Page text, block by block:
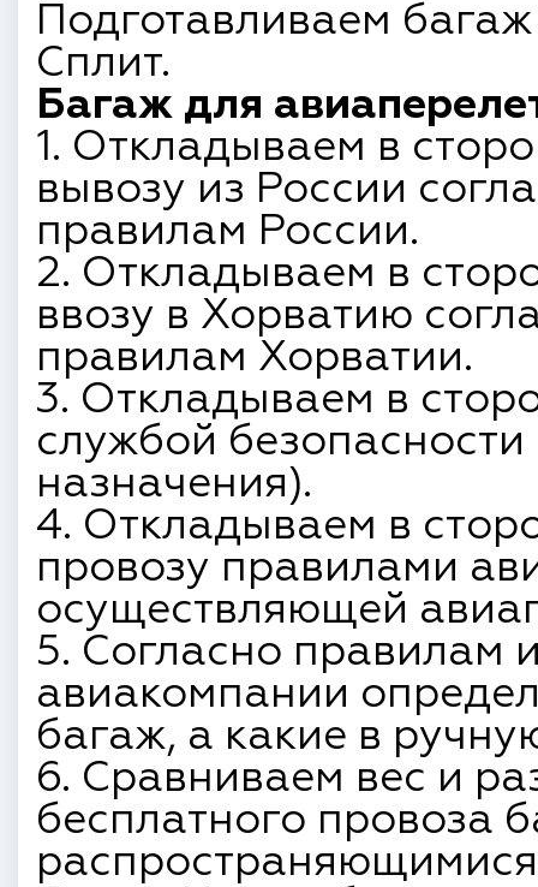
Подготавливаем
Сплит.
Багаж для
1. Откладываем в
вывозу из России
правилам России.
2. Откладываем в
ввозу в Хорватию
правилам Хорватии.
3. Откладываем в
службой
назначения).
4. Откладываем в
провозу правилами
осуществляющей
5. Согласно правилам
авиакомпании
багаж, а какие в
6. Сравниваем вес и
бесплатного провоза